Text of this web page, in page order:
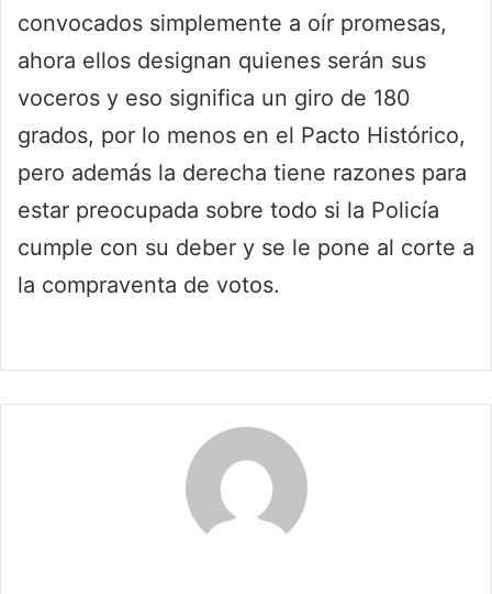
convocados simplemente a oír promesas,
ahora ellos designan quienes serán sus
voceros y eso significa un giro de 180
grados, por lo menos en el Pacto Histórico,
pero además la derecha tiene razones para
estar preocupada sobre todo si la Policía
cumple con su deber y se le pone al corte a
la compraventa de votos.